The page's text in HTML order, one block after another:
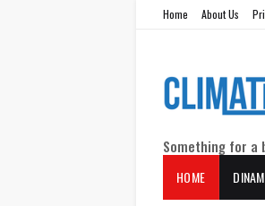
Home About Us
Something for
HOME